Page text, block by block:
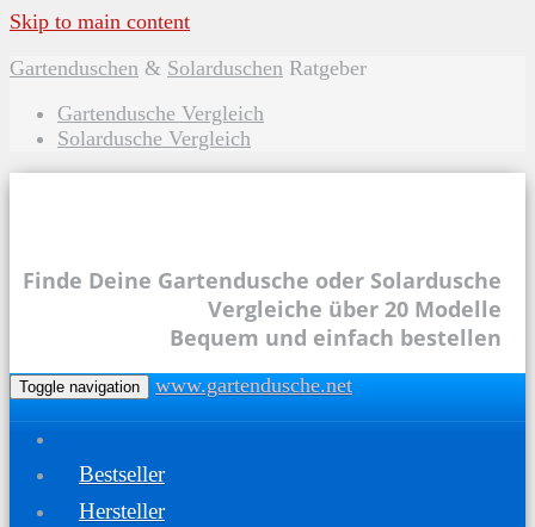
Skip to main content
Gartenduschen & Solarduschen Ratgeber
Gartendusche Vergleich
Solardusche Vergleich
Finde Deine Gartendusche oder Solardusche
Vergleiche über 20 Modelle
Bequem und einfach bestellen
Toggle navigation www.gartendusche.net
Bestseller
Hersteller